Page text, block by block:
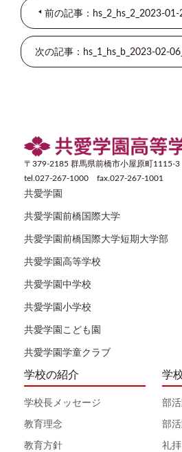
前の記事：hs_2_hs_2_2023-01-
次の記事：hs_1_hs_b_2023-02-
〒379-2185 群馬県前橋市小屋原町1115-3
tel.027-267-1000 fax.027-267-1001
共愛学園
共愛学園前橋国際大学
共愛学園前橋国際大学短期大学部
共愛学園高等学校
共愛学園中学校
共愛学園小学校
共愛学園こども園
共愛学園学童クラブ
学校の紹介
学校長メッセージ
教育理念
教育方針
学
部活
部活
礼拝